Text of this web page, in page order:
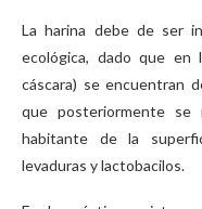
La harina debe de ser
ecológica, dado que
cáscara) se encuentran
que posteriormente se
habitante de la
levaduras y lactobacilos.